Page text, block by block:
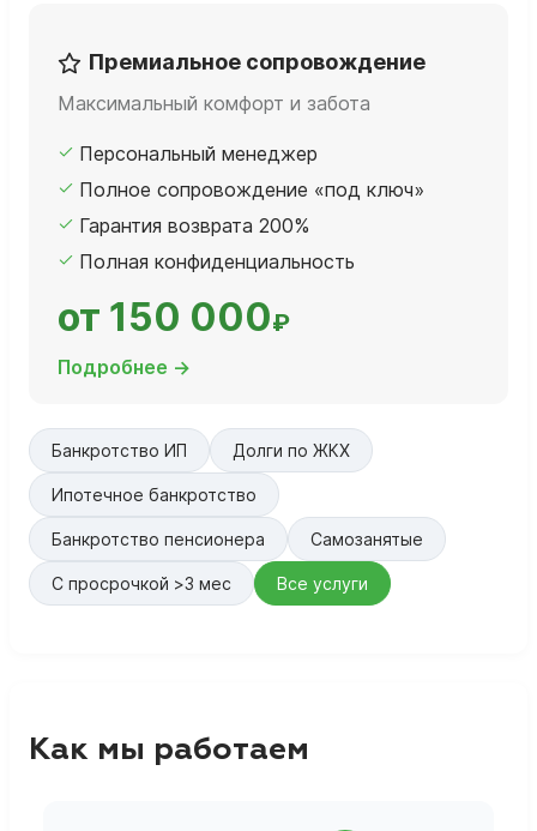
Премиальное сопровождение
Максимальный комфорт и забота
Персональный менеджер
Полное сопровождение «под ключ»
Гарантия возврата 200%
Полная конфиденциальность
от 150 000₽
Подробнее →
Банкротство ИП Долги по ЖКХ
Ипотечное банкротство
Банкротство пенсионера Самозанятые
С просрочкой >3 мес Все услуги
Как мы работаем